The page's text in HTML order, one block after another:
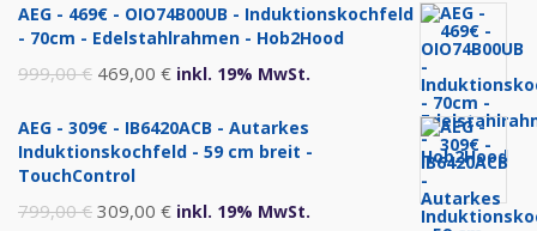
war:
ist:
AEG - 469€ - OIO74B00UB - Induktionskochfeld
- 70cm - Edelstahlrahmen - Hob2Hood
999,00€ Ursprünglicher
war:
999,00 €
469,00 €Aktueller
ist:
inkl. 19% MwSt.
AEG - 309€ - IB6420ACB - Autarkes
Induktionskochfeld - 59 cm breit -
TouchControl
799,00€ Ursprünglicher
309,00 €Aktueller
inkl. 19% MwSt.